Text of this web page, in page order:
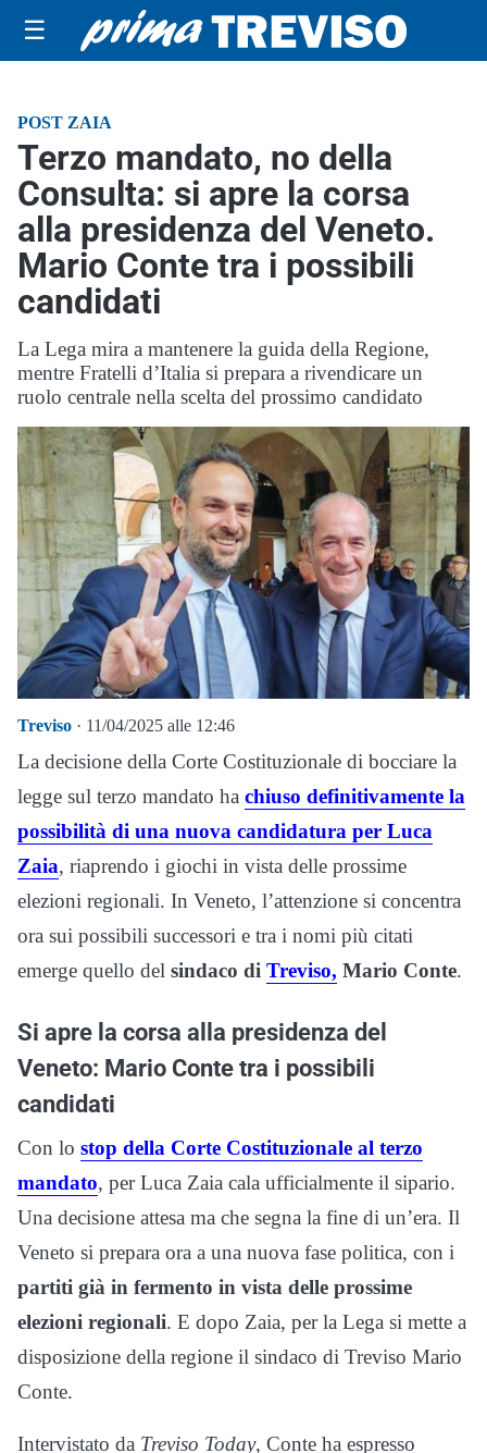
☰
POST ZAIA
Terzo mandato, no della
Consulta: si apre la corsa
alla presidenza del Veneto.
Mario Conte tra i possibili
candidati
La Lega mira a mantenere la guida della Regione,
mentre Fratelli d’Italia si prepara a rivendicare un
ruolo centrale nella scelta del prossimo candidato
Treviso · 11/04/2025 alle 12:46
La decisione della Corte Costituzionale di bocciare la
legge sul terzo mandato ha chiuso definitivamente la
possibilità di una nuova candidatura per Luca
Zaia, riaprendo i giochi in vista delle prossime
elezioni regionali. In Veneto, l’attenzione si concentra
ora sui possibili successori e tra i nomi più citati
emerge quello del sindaco di Treviso, Mario Conte.
Si apre la corsa alla presidenza del
Veneto: Mario Conte tra i possibili
candidati
Con lo stop della Corte Costituzionale al terzo
mandato, per Luca Zaia cala ufficialmente il sipario.
Una decisione attesa ma che segna la fine di un’era. Il
Veneto si prepara ora a una nuova fase politica, con i
partiti già in fermento in vista delle prossime
elezioni regionali. E dopo Zaia, per la Lega si mette a
disposizione della regione il sindaco di Treviso Mario
Conte.
Intervistato da Treviso Today, Conte ha espresso